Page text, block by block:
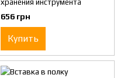
хранения инструмента
656 грн
Купить